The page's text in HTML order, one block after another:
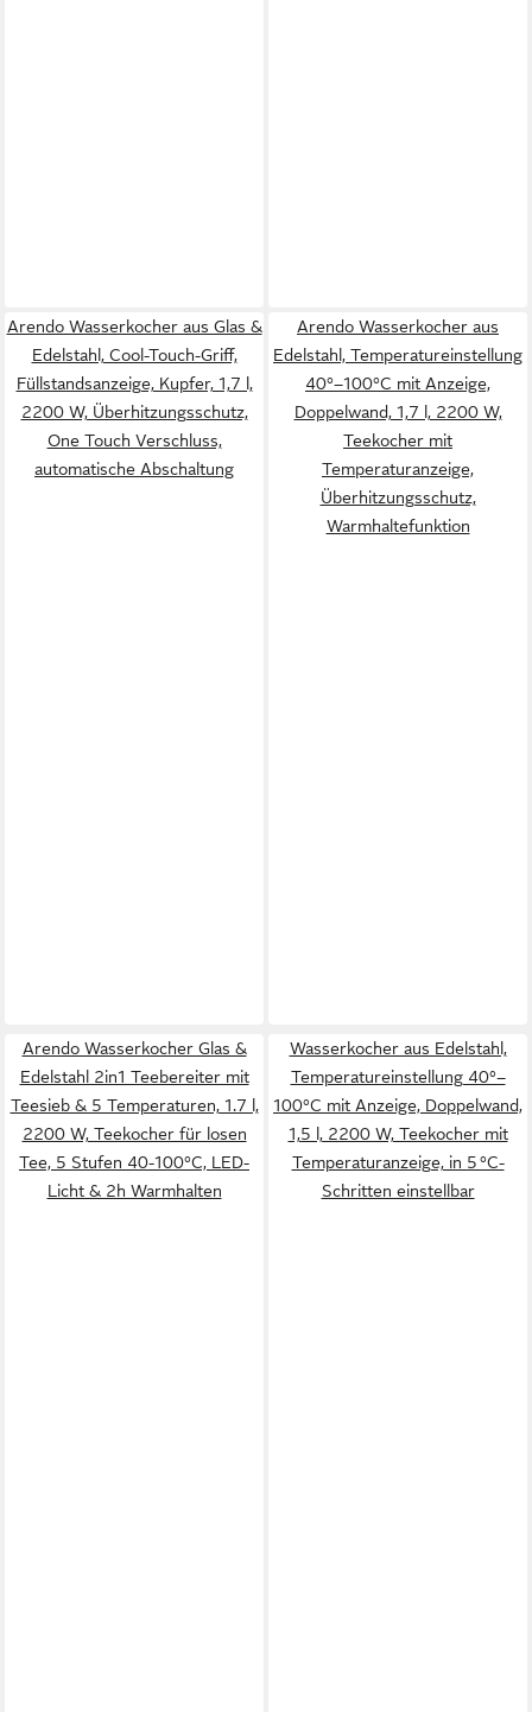
Arendo Wasserkocher aus Glas &
Edelstahl, Cool-Touch-Griff,
Füllstandsanzeige, Kupfer, 1,7 l,
2200 W, Überhitzungsschutz,
One Touch Verschluss,
automatische Abschaltung
Arendo Wasserkocher aus
Edelstahl, Temperatureinstellung
40°–100°C mit Anzeige,
Doppelwand, 1,7 l, 2200 W,
Teekocher mit
Temperaturanzeige,
Überhitzungsschutz,
Warmhaltefunktion
Arendo Wasserkocher Glas &
Edelstahl 2in1 Teebereiter mit
Teesieb & 5 Temperaturen, 1.7 l,
2200 W, Teekocher für losen
Tee, 5 Stufen 40-100°C, LED-
Licht & 2h Warmhalten
Wasserkocher aus Edelstahl,
Temperatureinstellung 40°–
100°C mit Anzeige, Doppelwand,
1,5 l, 2200 W, Teekocher mit
Temperaturanzeige, in 5 °C-
Schritten einstellbar